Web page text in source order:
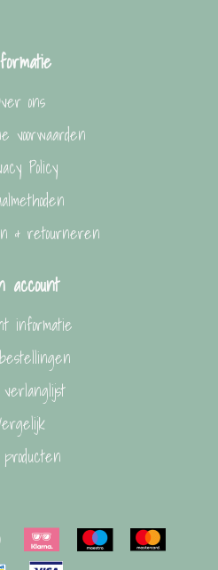
ons
voorwaarden
Policy
& retourneren
account
informatie